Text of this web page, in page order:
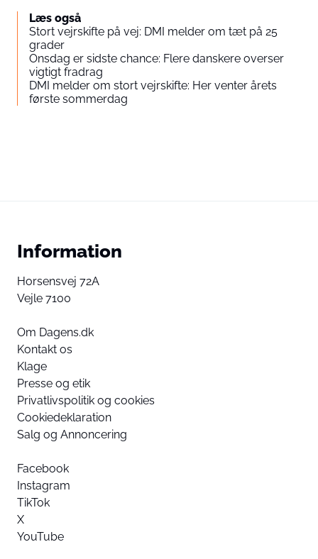
Læs også
Stort vejrskifte på vej: DMI melder om tæt på 25
grader
Onsdag er sidste chance: Flere danskere overser
vigtigt fradrag
DMI melder om stort vejrskifte: Her venter årets
første sommerdag
Information
Horsensvej 72A
Vejle 7100
Om Dagens.dk
Kontakt os
Klage
Presse og etik
Privatlivspolitik og cookies
Cookiedeklaration
Salg og Annoncering
Facebook
Instagram
TikTok
X
YouTube